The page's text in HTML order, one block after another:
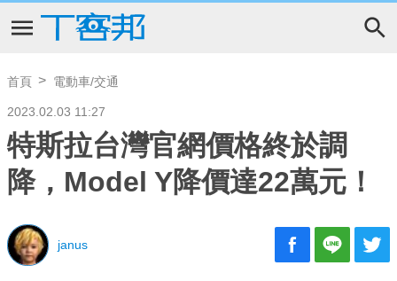
首頁 電動車/交通
2023.02.03 11:27
特斯拉台灣官網價格終於調
降，Model Y降價達22萬元！
janus